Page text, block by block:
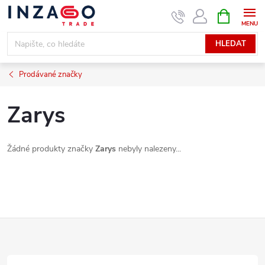
Přejít
obsah
HLEDAT
NÁKUPNÍ
KOŠÍK
Prodávané značky
Zarys
Žádné produkty značky Zarys nebyly nalezeny...